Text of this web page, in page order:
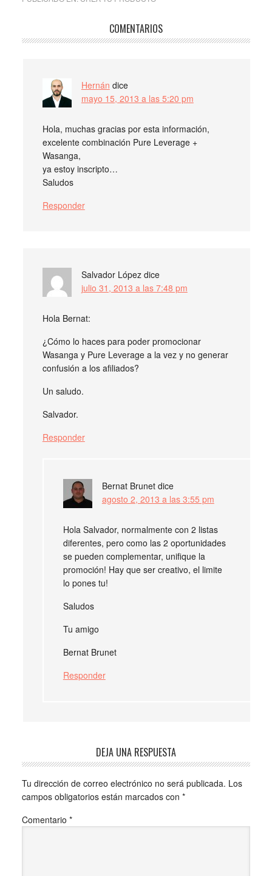
COMENTARIOS
Hernán dice
mayo 15, 2013 a las 5:20 pm
Hola, muchas gracias por esta información,
excelente combinación Pure Leverage +
Wasanga,
ya estoy inscripto…
Saludos
Responder
Salvador López dice
julio 31, 2013 a las 7:48 pm
Hola Bernat:
¿Cómo lo haces para poder promocionar
Wasanga y Pure Leverage a la vez y no generar
confusión a los afiliados?
Un saludo.
Salvador.
Responder
Bernat Brunet dice
agosto 2, 2013 a las 3:55 pm
Hola Salvador, normalmente con 2 listas
diferentes, pero como las 2 oportunidades
se pueden complementar, unifique la
promoción! Hay que ser creativo, el limite
lo pones tu!
Saludos
Tu amigo
Bernat Brunet
Responder
DEJA UNA RESPUESTA
Tu dirección de correo electrónico no será publicada. Los
campos obligatorios están marcados con *
Comentario *